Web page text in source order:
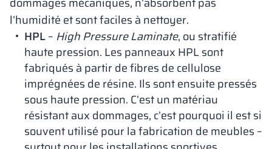
l’humidité et sont faciles à nettoyer.
HPL– High Pressure Laminate, ou stratifié
haute pression. Les panneaux HPL sont
fabriqués à partir de fibres de cellulose
imprégnées de résine. Ils sont ensuite pressés
sous haute pression. C’est un matériau
résistant aux dommages, c’est pourquoi il est si
souvent utilisé pour la fabrication de meubles –